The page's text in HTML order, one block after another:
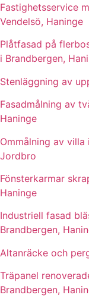
Fastighetsservice
Vendelsö, Haninge
Plåtfasad på
i Brandbergen,
Stenläggning av
Fasadmålning av
Haninge
Ommålning av
Jordbro
Fönsterkarmar
Haninge
Industriell fasad
Brandbergen,
Altanräcke och
Träpanel
Brandbergen,